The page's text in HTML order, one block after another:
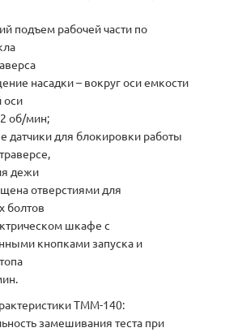
подъем рабочей части по
насадки – вокруг оси емкости
оси
об/мин;
датчики для блокировки работы
дежи
отверстиями для
болтов
шкафе с
кнопками запуска и
ТММ-140:
замешивания теста при